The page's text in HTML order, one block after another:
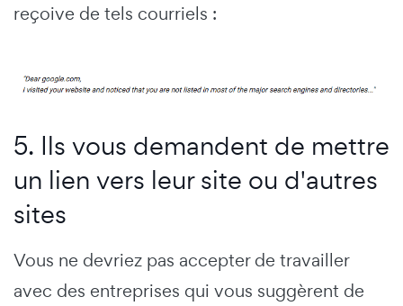
reçoive de tels courriels :
5. Ils vous demandent de mettre
un lien vers leur site ou d'autres
sites
Vous ne devriez pas accepter de travailler
avec des entreprises qui vous suggèrent de